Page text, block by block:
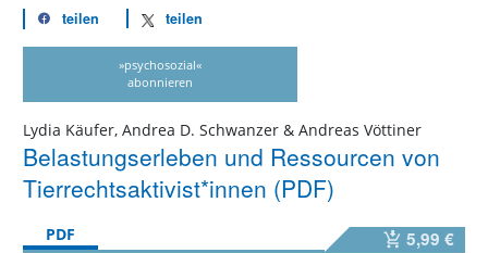
teilen teilen
»psychosozial«
abonnieren
Lydia Käufer, Andrea D. Schwanzer & Andreas Vöttiner
Belastungserleben und Ressourcen von
Tierrechtsaktivist*innen (PDF)
PDF 5,99 €